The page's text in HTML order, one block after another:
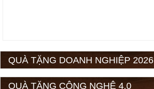
QUÀ TẶNG DOANH NGHIỆP 2026
QUÀ TẶNG CÔNG NGHỆ 4.0